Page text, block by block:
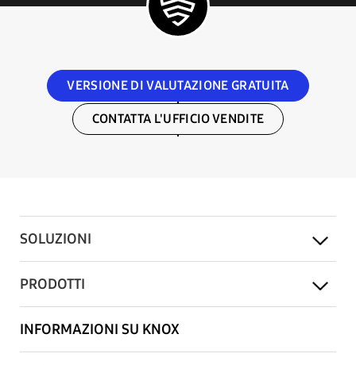
VERSIONE DI VALUTAZIONE GRATUITA
CONTATTA L'UFFICIO VENDITE
SOLUZIONI
PRODOTTI
INFORMAZIONI SU KNOX